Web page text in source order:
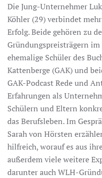
Die Jung-Unternehmer
Köhler (29) verbindet
Erfolg. Beide gehören zu
Gründungspreisträgern
ehemalige Schüler des
Kattenberge (GAK) und
GAK-Podcast Rede und
Erfahrungen als
Schülern und Eltern
das Berufsleben. Im
Sarah von Hörsten
hilfreich, worauf es aus
außerdem viele weitere
darunter auch WLH-